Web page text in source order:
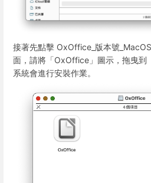
接著先點擊 OxOffice_版本號
面，請將「OxOffice」圖示，拖曳到
系統會進行安裝作業。